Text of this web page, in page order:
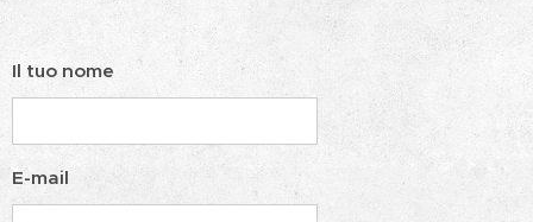
Il tuo nome
E-mail